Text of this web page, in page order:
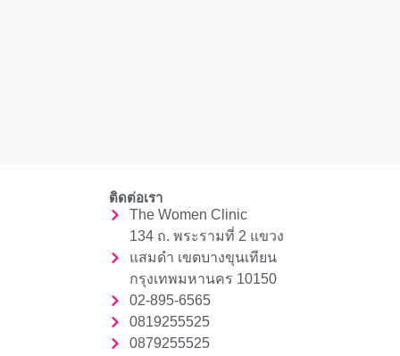
ติดต่อเรา
The Women Clinic
134 ถ. พระรามที่ 2 แขวง
แสมดำ เขตบางขุนเทียน
กรุงเทพมหานคร 10150
02-895-6565
0819255525
0879255525